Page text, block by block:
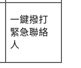
一鍵撥打
緊急聯絡
人